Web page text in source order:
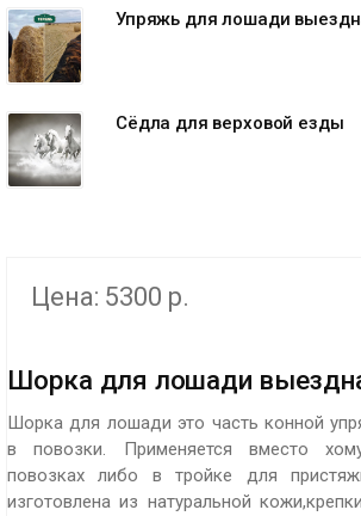
Упряжь для лошади
Сёдла для верховой езды
Цена: 5300 р.
Шорка для лошади
Шорка для лошади это часть конной
в повозки. Применяется вместо
повозках либо в тройке для
изготовлена из натуральной